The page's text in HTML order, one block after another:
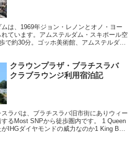
は、1969年ジョン・レノンとオノ・ヨー
ています。アムステルダム・スキポール空
で約30分。ゴッホ美術館、アムステルダム
クラウンプラザ・ブラチスラバ
クラブラウンジ利用宿泊記
ラバは、ブラチスラバ旧市街にありウィー
るMost SNPから徒歩圏内です。 1 Queen
IHGダイヤモンドの威力なのか1 King Bed